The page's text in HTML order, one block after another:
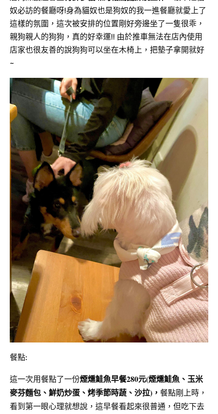
奴必訪的餐廳呀!身為貓奴也是狗奴的我一進餐廳就愛上了
這樣的氛圍，這次被安排的位置剛好旁邊坐了一隻很乖，
親狗親人的狗狗，真的好幸運!! 由於推車無法在店內使用
店家也很友善的說狗狗可以坐在木椅上，把墊子拿開就好
~
餐點:
這一次用餐點了一份煙燻鮭魚早餐280元(煙燻鮭魚、玉米
麥芬麵包、鮮奶炒蛋、烤季節時蔬、沙拉)， 餐點剛上時，
看到第一眼心理就想說，這早餐看起來很普通，但吃下去